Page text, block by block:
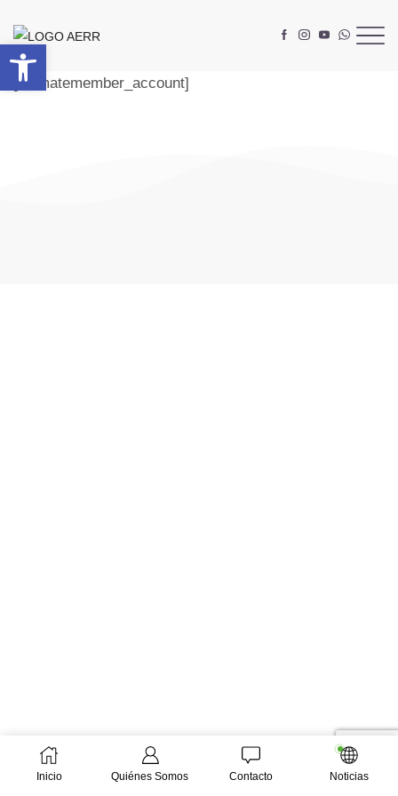
Abrir barra de herramientas
[ultimatemember_account]
Inicio Quiénes Somos Contacto Noticias